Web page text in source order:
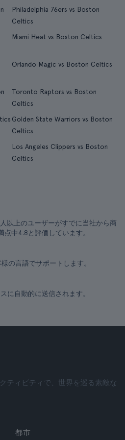
Philadelphia 76ers vs Boston
Celtics
Miami Heat vs Boston Celtics
Orlando Magic vs Boston Celtics
Toronto Raptors vs Boston
Celtics
Golden State Warriors vs Boston
Celtics
Los Angeles Clippers vs Boston
Celtics
以上のユーザーがすでに当社から商
中4.8と評価しています。
の言語でサポートします。
に自動的に送信されます。
ティビティで、世界を巡る素敵な
都市